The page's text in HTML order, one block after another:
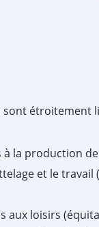
étroitement
la production
et le travail
aux loisirs